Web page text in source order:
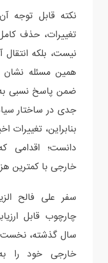
نکته قابل
تغییرات، حذف
نیست، بلکه
همین مسئله
ضمن پاسخ نسبی به
جدی در ساختار
بنابراین، تغییرات
دانست؛ اقدامی
خارجی با کمترین
سفر علی فالح
چارچوب قابل
سال گذشته،
خارجی خود را